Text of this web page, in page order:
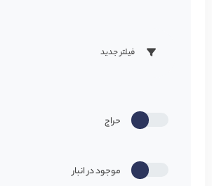
فیلتر جدید
حراج
موجود در انبار